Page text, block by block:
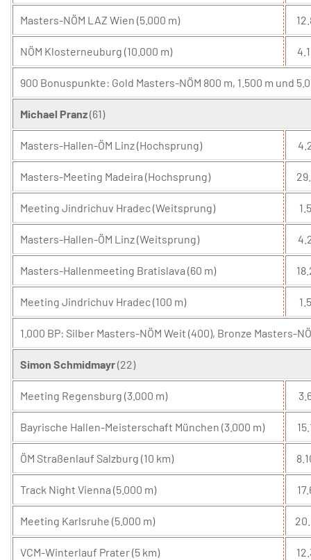
Masters-NÖM LAZ Wien (5.000 m)
NÖM Klosterneuburg (10.000 m)
900 Bonuspunkte: Gold Masters-NÖM 800 m, 1.500 m und
Michael Pranz(61)
Masters-Hallen-ÖM Linz (Hochsprung)
Masters-Meeting Madeira (Hochsprung)
Meeting Jindrichuv Hradec (Weitsprung)
Masters-Hallen-ÖM Linz (Weitsprung)
Masters-Hallenmeeting Bratislava (60 m)
Meeting Jindrichuv Hradec (100 m)
1.000 BP: Silber Masters-NÖM Weit (400), Bronze Masters-
Simon Schmidmayr(22)
Meeting Regensburg (3.000 m)
Bayrische Hallen-Meisterschaft München (3.000 m)
ÖM Straßenlauf Salzburg (10 km)
Track Night Vienna (5.000 m)
Meeting Karlsruhe (5.000 m)
VCM-Winterlauf Prater (5 km)